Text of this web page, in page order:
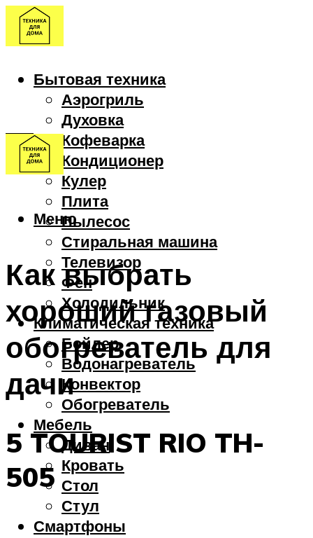
Бытовая техника
Аэрогриль
Духовка
Кофеварка
Кондиционер
Кулер
Плита
Пылесос
Стиральная машина
Телевизор
Фен
Холодильник
Климатическая техника
Бойлер
Водонагреватель
Конвектор
Обогреватель
Мебель
Диван
Кровать
Стол
Стул
Смартфоны
Меню
Как выбрать
хороший газовый
обогреватель для
дачи
5 TOURIST RIO TH-
505